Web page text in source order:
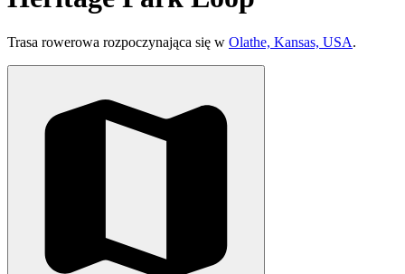
Trasa rowerowa rozpoczynająca się w Olathe, Kansas, USA.